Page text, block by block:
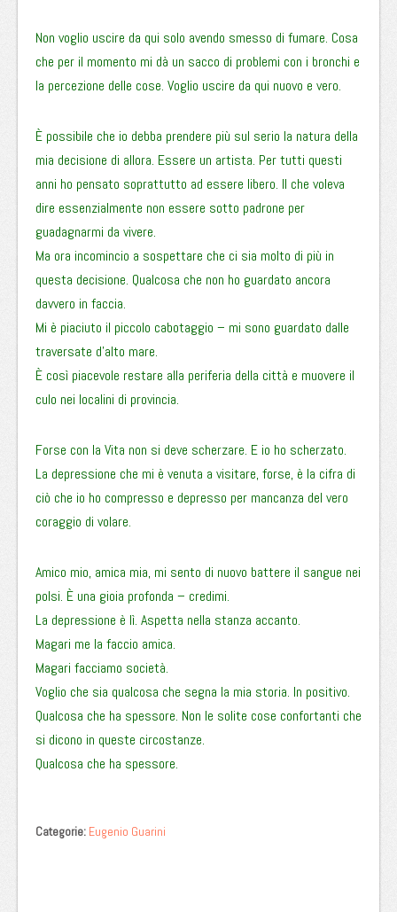
Non voglio uscire da qui solo avendo smesso di fumare. Cosa
che per il momento mi dà un sacco di problemi con i bronchi e
la percezione delle cose. Voglio uscire da qui nuovo e vero.
È possibile che io debba prendere più sul serio la natura della
mia decisione di allora. Essere un artista. Per tutti questi
anni ho pensato soprattutto ad essere libero. Il che voleva
dire essenzialmente non essere sotto padrone per
guadagnarmi da vivere.
Ma ora incomincio a sospettare che ci sia molto di più in
questa decisione. Qualcosa che non ho guardato ancora
davvero in faccia.
Mi è piaciuto il piccolo cabotaggio – mi sono guardato dalle
traversate d’alto mare.
È così piacevole restare alla periferia della città e muovere il
culo nei localini di provincia.
Forse con la Vita non si deve scherzare. E io ho scherzato.
La depressione che mi è venuta a visitare, forse, è la cifra di
ciò che io ho compresso e depresso per mancanza del vero
coraggio di volare.
Amico mio, amica mia, mi sento di nuovo battere il sangue nei
polsi. È una gioia profonda – credimi.
La depressione è lì. Aspetta nella stanza accanto.
Magari me la faccio amica.
Magari facciamo società.
Voglio che sia qualcosa che segna la mia storia. In positivo.
Qualcosa che ha spessore. Non le solite cose confortanti che
si dicono in queste circostanze.
Qualcosa che ha spessore.
Categorie: Eugenio Guarini